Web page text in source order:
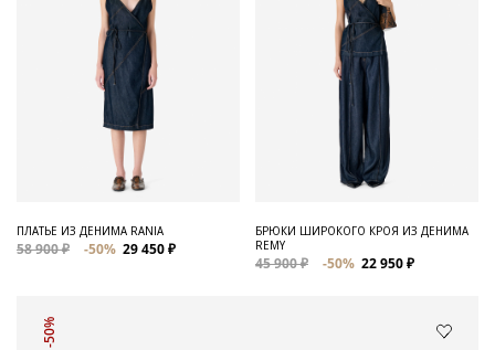
ПЛАТЬЕ ИЗ ДЕНИМА RANIA
58 900 ₽ -50% 29 450 ₽
БРЮКИ ШИРОКОГО КРОЯ ИЗ ДЕНИМА
REMY
45 900 ₽ -50% 22 950 ₽
-50%